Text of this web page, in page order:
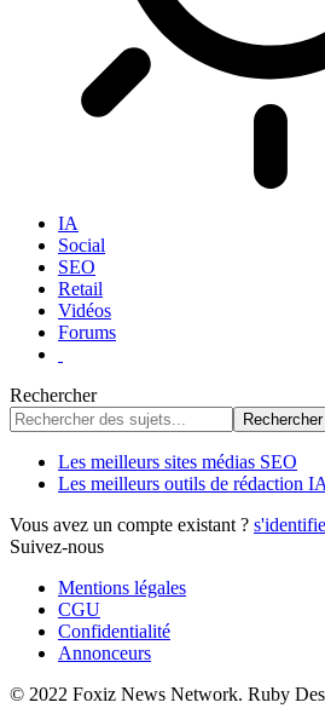
IA
Social
SEO
Retail
Vidéos
Forums
Rechercher
Les meilleurs sites médias SEO
Les meilleurs outils de rédaction IA
Vous avez un compte existant ?
Suivez-nous
Mentions légales
CGU
Confidentialité
Annonceurs
© 2022 Foxiz News Network. Ruby